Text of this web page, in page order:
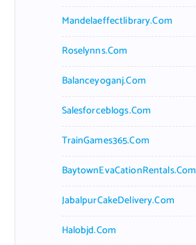
Mandelaeffectlibrary.com
Roselynns.com
Balanceyoganj.com
Salesforceblogs.com
TrainGames365.com
BaytownEvaCationRentals.com
JabalpurCakeDelivery.com
Halobjd.com